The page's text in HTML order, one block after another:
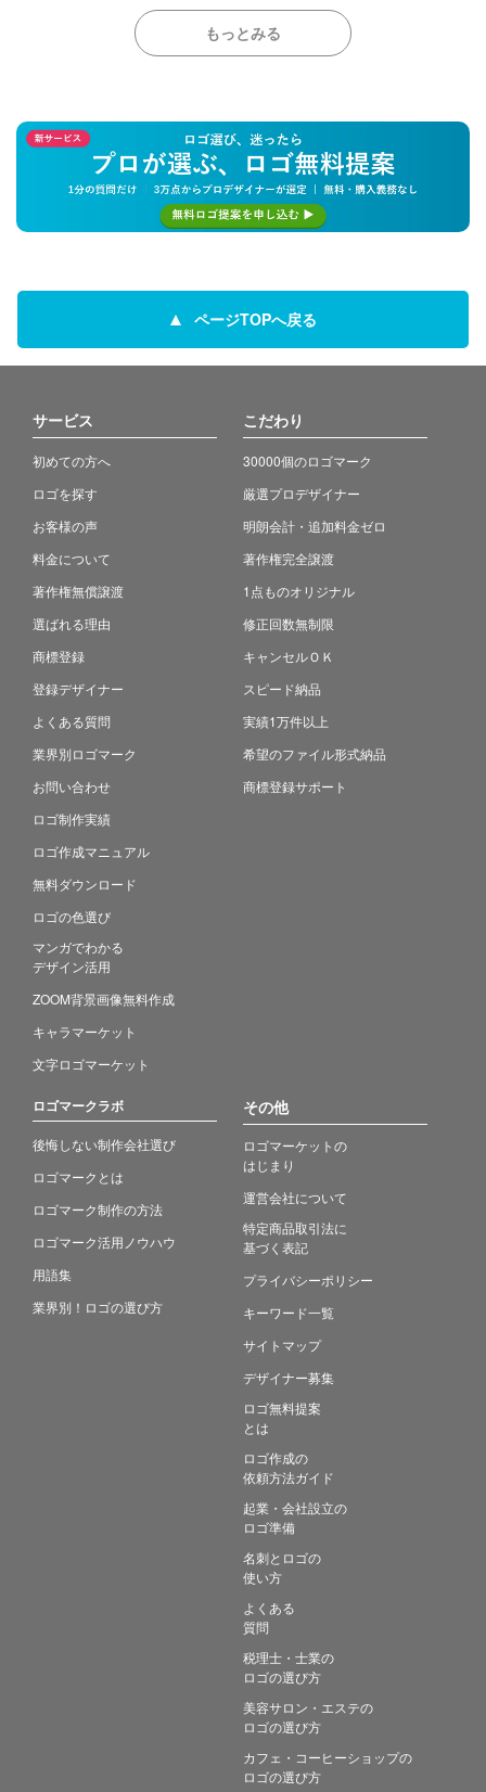
もっとみる
ページTOPへ戻る
サービス
初めての方へ
ロゴを探す
お客様の声
料金について
著作権無償譲渡
選ばれる理由
商標登録
登録デザイナー
よくある質問
業界別ロゴマーク
お問い合わせ
ロゴ制作実績
ロゴ作成マニュアル
無料ダウンロード
ロゴの色選び
マンガでわかる
デザイン活用
ZOOM背景画像無料作成
キャラマーケット
文字ロゴマーケット
こだわり
30000個のロゴマーク
厳選プロデザイナー
明朗会計・追加料金ゼロ
著作権完全譲渡
1点ものオリジナル
修正回数無制限
キャンセルＯＫ
スピード納品
実績1万件以上
希望のファイル形式納品
商標登録サポート
ロゴマークラボ
後悔しない制作会社選び
ロゴマークとは
ロゴマーク制作の方法
ロゴマーク活用ノウハウ
用語集
業界別！ロゴの選び方
その他
ロゴマーケットの
はじまり
運営会社について
特定商品取引法に
基づく表記
プライバシーポリシー
キーワード一覧
サイトマップ
デザイナー募集
ロゴ無料提案
とは
ロゴ作成の
依頼方法ガイド
起業・会社設立の
ロゴ準備
名刺とロゴの
使い方
よくある
質問
税理士・士業の
ロゴの選び方
美容サロン・エステの
ロゴの選び方
カフェ・コーヒーショップの
ロゴの選び方